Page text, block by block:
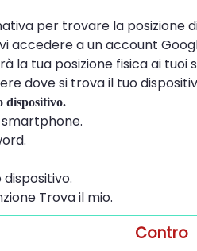
per trovare la posizione
accedere a un account
la tua posizione fisica ai tuoi
dove si trova il tuo
dispositivo.
smartphone.
dispositivo.
Trova il mio.
Contro